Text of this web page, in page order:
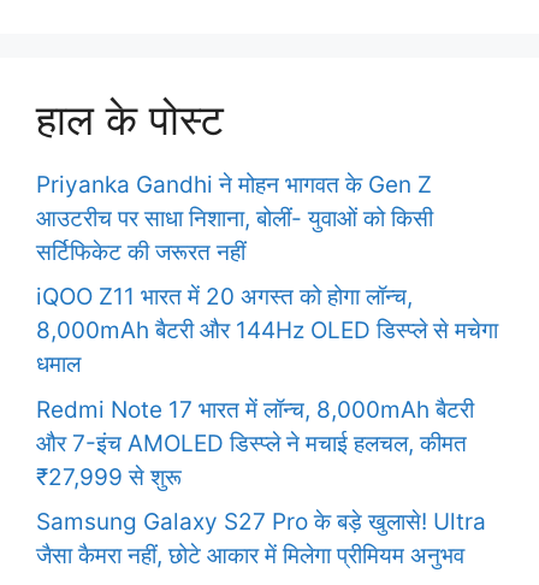
हाल के पोस्ट
Priyanka Gandhi ने मोहन भागवत के Gen Z
आउटरीच पर साधा निशाना, बोलीं- युवाओं को किसी
सर्टिफिकेट की जरूरत नहीं
iQOO Z11 भारत में 20 अगस्त को होगा लॉन्च,
8,000mAh बैटरी और 144Hz OLED डिस्प्ले से मचेगा
धमाल
Redmi Note 17 भारत में लॉन्च, 8,000mAh बैटरी
और 7-इंच AMOLED डिस्प्ले ने मचाई हलचल, कीमत
₹27,999 से शुरू
Samsung Galaxy S27 Pro के बड़े खुलासे! Ultra
जैसा कैमरा नहीं, छोटे आकार में मिलेगा प्रीमियम अनुभव